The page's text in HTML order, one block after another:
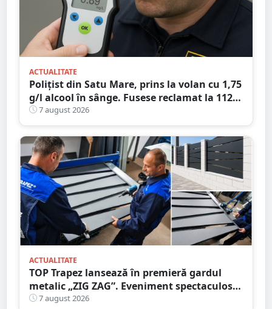
ACTUALITATE
Polițist din Satu Mare, prins la volan cu 1,75
g/l alcool în sânge. Fusese reclamat la 112
că circula pe contrasens
7 august 2026
ACTUALITATE
TOP Trapez lansează în premieră gardul
metalic „ZIG ZAG”. Eveniment spectaculos
în Grădina Romei
7 august 2026